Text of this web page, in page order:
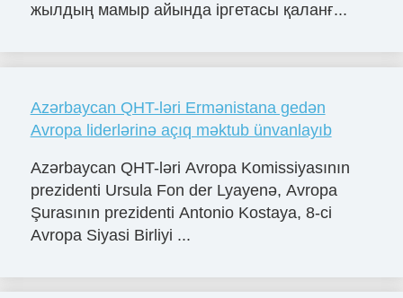
жылдың мамыр айында іргетасы қаланғ...
Azərbaycan QHT-ləri Ermənistana gedən
Avropa liderlərinə açıq məktub ünvanlayıb
Azərbaycan QHT-ləri Avropa Komissiyasının
prezidenti Ursula Fon der Lyayenə, Avropa
Şurasının prezidenti Antonio Kostaya, 8-ci
Avropa Siyasi Birliyi ...